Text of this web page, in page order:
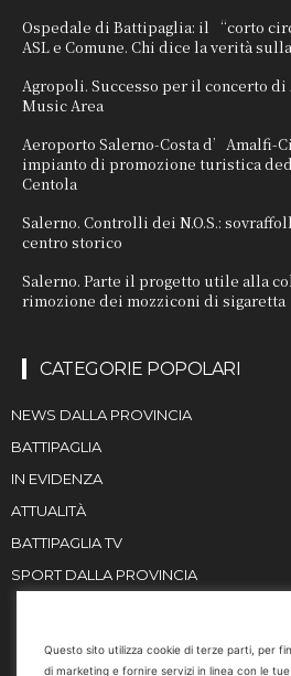
Ospedale di Battipaglia: il “corto
ASL e Comune. Chi dice la verità
Agropoli. Successo per il concerto
Music Area
Aeroporto Salerno-Costa d’Amalfi-
impianto di promozione turistica
Centola
Salerno. Controlli dei N.O.S.:
centro storico
Salerno. Parte il progetto utile alla
rimozione dei mozziconi di sigaretta
CATEGORIE POPOLARI
NEWS DALLA PROVINCIA
BATTIPAGLIA
IN EVIDENZA
ATTUALITÀ
BATTIPAGLIA TV
SPORT DALLA PROVINCIA
Questo sito utilizza cookie di terze parti, per
di marketing e fornire servizi in linea con le tue